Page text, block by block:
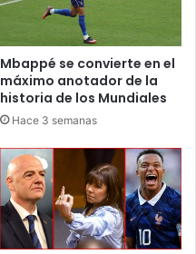
Mbappé se convierte en el
máximo anotador de la
historia de los Mundiales
Hace 3 semanas